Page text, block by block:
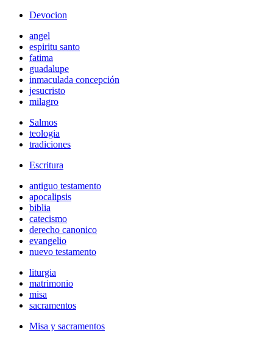
Devocion
angel
espiritu santo
fatima
guadalupe
inmaculada concepción
jesucristo
milagro
Salmos
teologia
tradiciones
Escritura
antiguo testamento
apocalipsis
biblia
catecismo
derecho canonico
evangelio
nuevo testamento
liturgia
matrimonio
misa
sacramentos
Misa y sacramentos